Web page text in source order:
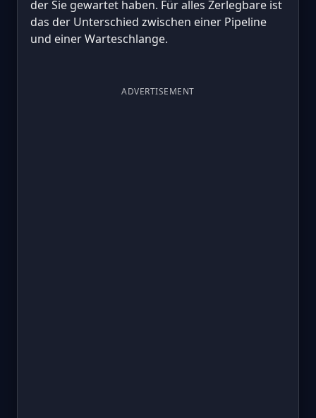
der Sie gewartet haben. Für alles Zerlegbare ist
das der Unterschied zwischen einer Pipeline
und einer Warteschlange.
ADVERTISEMENT